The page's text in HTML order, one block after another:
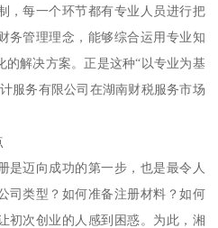
，每一个环节都有专业人员进行把
务管理理念，能够综合运用专业知
解决方案。正是这种“以专业为基
服务有限公司在湖南财税服务市场
是迈向成功的第一步，也是最令人
司类型？如何准备注册材料？如何
初次创业的人感到困惑。为此，湘